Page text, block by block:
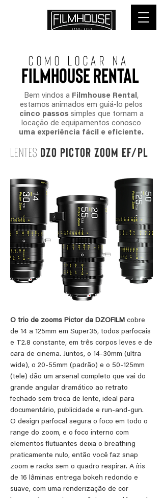
FILMHOUSE RENTAL
COMO LOCAr NA
Bem vindos a Filmhouse Rental,
estamos animados em guiá-lo pelos
cinco passos simples que tornam a
locação de equipamentos conosco
uma experiência fácil e eficiente.
LENTES DZO PICTOR ZOOM EF/PL
O trio de zooms Pictor da DZOFILM cobre
de 14 a 125mm em Super35, todos parfocais
e T2.8 constante, em três corpos leves e de
cara de cinema. Juntos, o 14-30mm (ultra
wide), o 20-55mm (padrão) e o 50-125mm
(tele) dão um arsenal completo que vai do
grande angular dramático ao retrato
fechado sem troca de lente, ideal para
documentário, publicidade e run-and-gun.
O design parfocal segura o foco em todo o
range do zoom, e o foco interno com
elementos flutuantes deixa o breathing
praticamente nulo, então você faz snap
zoom e racks sem o quadro respirar. A íris
de 16 lâminas entrega bokeh redondo e
suave, com uma renderização de cor